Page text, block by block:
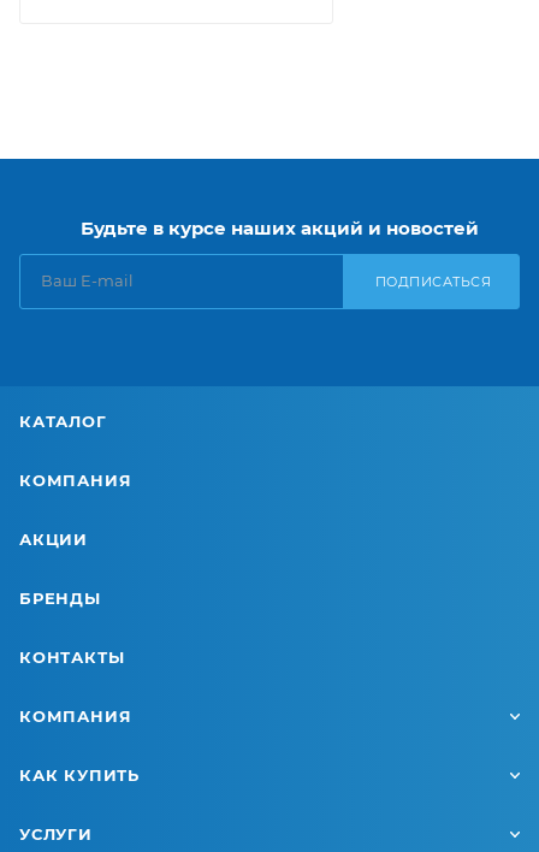
Будьте в курсе наших акций и новостей
ПОДПИСАТЬСЯ
КАТАЛОГ
КОМПАНИЯ
АКЦИИ
БРЕНДЫ
КОНТАКТЫ
КОМПАНИЯ
КАК КУПИТЬ
УСЛУГИ